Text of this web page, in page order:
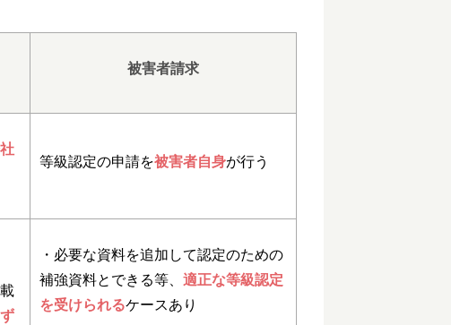
被害者請求
等級認定の申請を被害者自身が行う
・必要な資料を追加して認定のための
補強資料とできる等、 適正な等級認定
を受けられるケースあり